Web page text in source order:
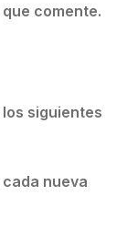
comente.
siguientes
nueva